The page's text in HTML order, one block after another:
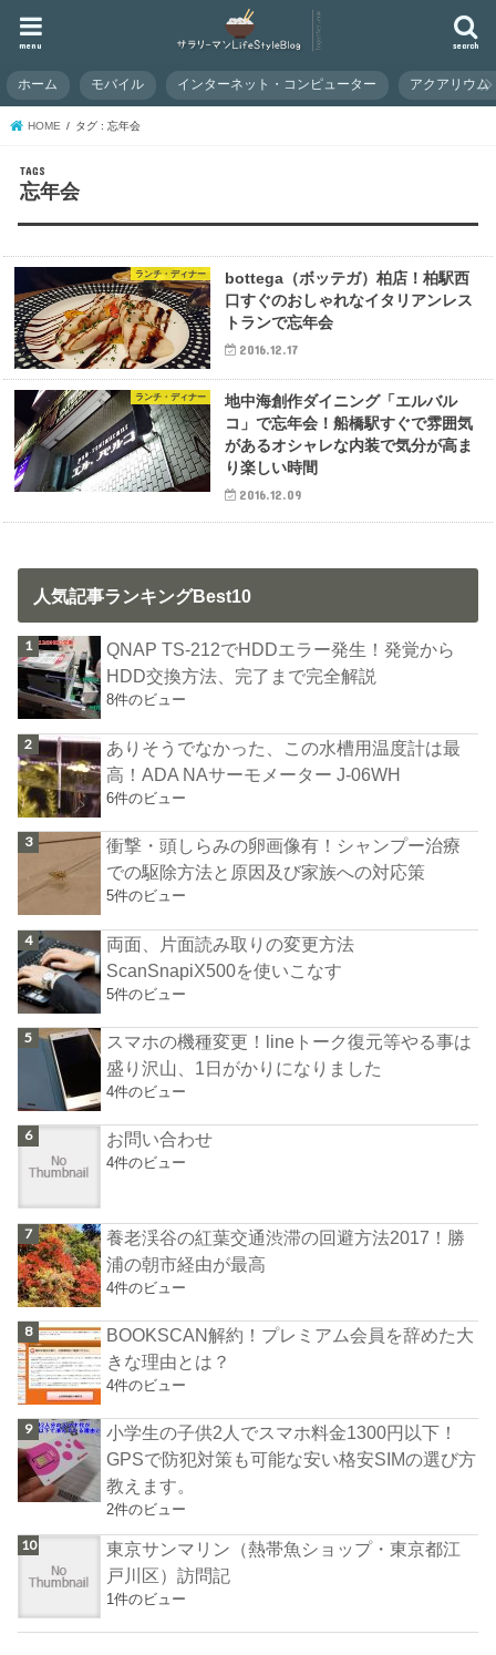
search
menu
ホーム モバイル インターネット・コンピューター アクアリウム
HOME タグ : 忘年会
忘年会
ランチ・ディナー
bottega（ボッテガ）柏店！柏駅西
口すぐのおしゃれなイタリアンレス
トランで忘年会
2016.12.17
ランチ・ディナー
地中海創作ダイニング「エルバル
コ」で忘年会！船橋駅すぐで雰囲気
があるオシャレな内装で気分が高ま
り楽しい時間
2016.12.09
人気記事ランキングBest10
QNAP TS-212でHDDエラー発生！発覚から
HDD交換方法、完了まで完全解説
8件のビュー
ありそうでなかった、この水槽用温度計は最
高！ADA NAサーモメーター J-06WH
6件のビュー
衝撃・頭しらみの卵画像有！シャンプー治療
での駆除方法と原因及び家族への対応策
5件のビュー
両面、片面読み取りの変更方法
ScanSnapiX500を使いこなす
5件のビュー
スマホの機種変更！lineトーク復元等やる事は
盛り沢山、1日がかりになりました
4件のビュー
お問い合わせ
4件のビュー
養老渓谷の紅葉交通渋滞の回避方法2017！勝
浦の朝市経由が最高
4件のビュー
BOOKSCAN解約！プレミアム会員を辞めた大
きな理由とは？
4件のビュー
小学生の子供2人でスマホ料金1300円以下！
GPSで防犯対策も可能な安い格安SIMの選び方
教えます。
2件のビュー
東京サンマリン（熱帯魚ショップ・東京都江
戸川区）訪問記
1件のビュー